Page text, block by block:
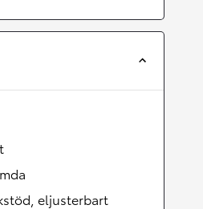
eljusterbart